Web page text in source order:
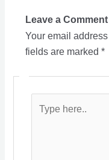
Leave a Comment
Your email
fields are marked *
here..